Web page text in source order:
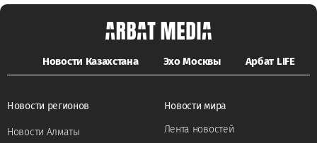
Новости Казахстана Эхо Москвы Арбат LIFE
Новости регионов
Новости Алматы
Новости мира
Лента новостей